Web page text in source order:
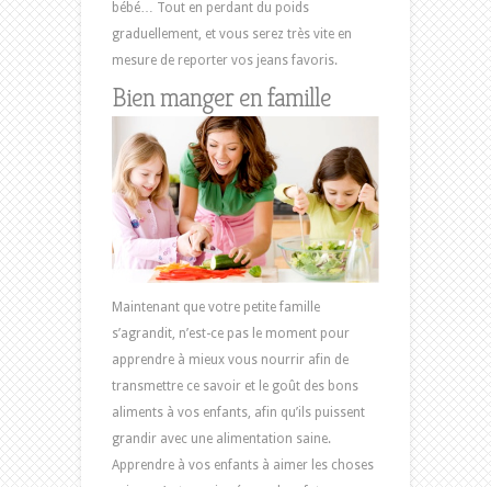
bébé… Tout en perdant du poids
graduellement, et vous serez très vite en
mesure de reporter vos jeans favoris.
Bien manger en famille
Maintenant que votre petite famille
s’agrandit, n’est-ce pas le moment pour
apprendre à mieux vous nourrir afin de
transmettre ce savoir et le goût des bons
aliments à vos enfants, afin qu’ils puissent
grandir avec une alimentation saine.
Apprendre à vos enfants à aimer les choses